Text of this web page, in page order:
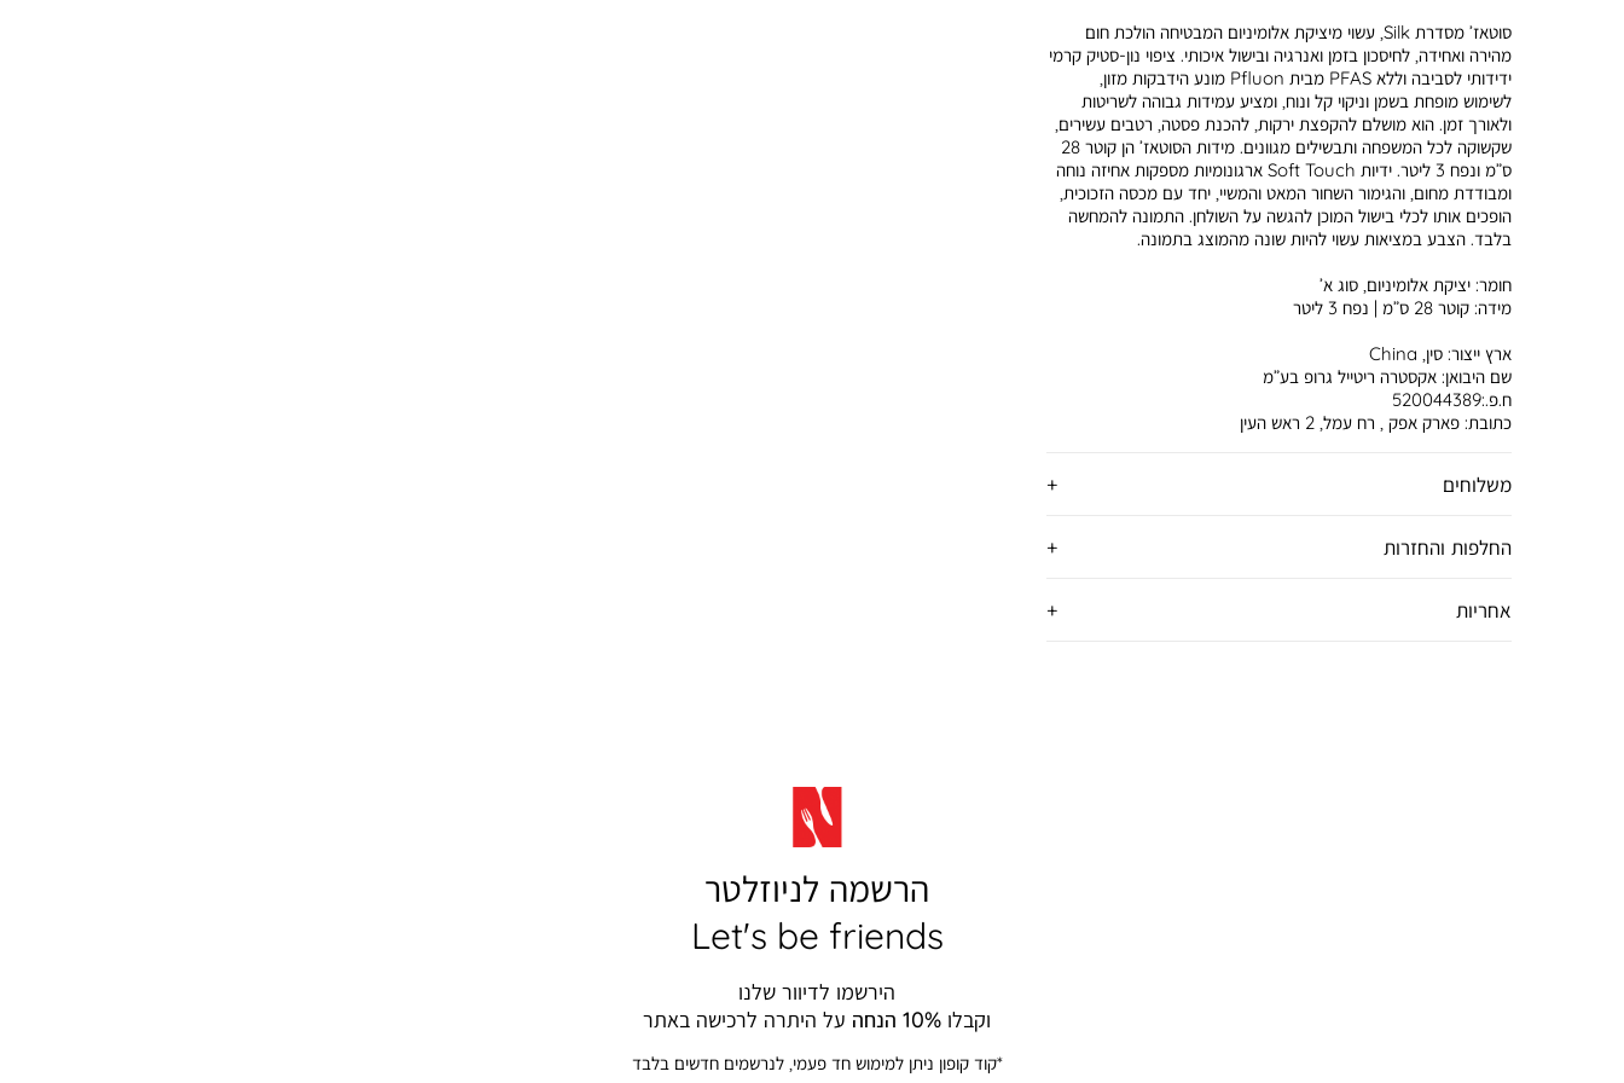
סוטאז’ מסדרת Silk, עשוי מיציקת אלומיניום המבטיחה הולכת חום
מהירה ואחידה, לחיסכון בזמן ואנרגיה ובישול איכותי. ציפוי נון-סטיק קרמי
ידידותי לסביבה וללא PFAS מבית Pfluon מונע הידבקות מזון,
לשימוש מופחת בשמן וניקוי קל ונוח, ומציע עמידות גבוהה לשריטות
ולאורך זמן. הוא מושלם להקפצת ירקות, להכנת פסטה, רטבים עשירים,
שקשוקה לכל המשפחה ותבשילים מגוונים. מידות הסוטאז’ הן קוטר 28
ס”מ ונפח 3 ליטר. ידיות Soft Touch ארגונומיות מספקות אחיזה נוחה
ומבודדת מחום, והגימור השחור המאט והמשיי, יחד עם מכסה הזכוכית,
הופכים אותו לכלי בישול המוכן להגשה על השולחן. התמונה להמחשה
בלבד. הצבע במציאות עשוי להיות שונה מהמוצג בתמונה.
חומר:יציקת אלומיניום, סוג א’
מידה:קוטר 28 ס”מ | נפח 3 ליטר
ארץ ייצור:סין, China
שם היבואן:אקסטרה ריטייל גרופ בע”מ
ח.פ.:520044389
כתובת:פארק אפק , רח עמל, 2 ראש העין
משלוחים
החלפות והחזרות
אחריות
הרשמה לניוזלטר
Let's be friends
הירשמו לדיוור שלנו
וקבלו 10% הנחה על היתרה לרכישה באתר
*קוד קופון ניתן למימוש חד פעמי, לנרשמים חדשים בלבד